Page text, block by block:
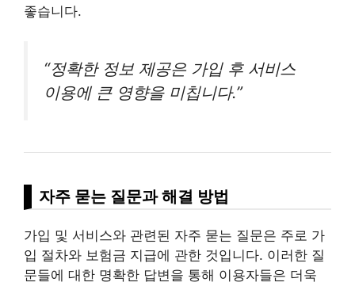
좋습니다.
“정확한 정보 제공은 가입 후 서비스
이용에 큰 영향을 미칩니다.”
자주 묻는 질문과 해결 방법
가입 및 서비스와 관련된 자주 묻는 질문은 주로 가
입 절차와 보험금 지급에 관한 것입니다. 이러한 질
문들에 대한 명확한 답변을 통해 이용자들은 더욱